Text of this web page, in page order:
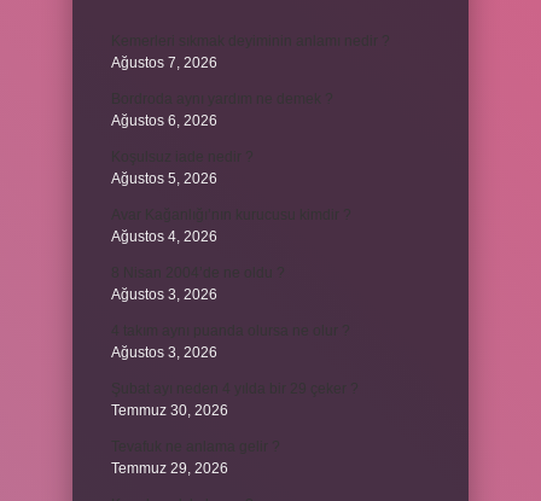
Ağustos 7, 2026
Ağustos 6, 2026
Ağustos 5, 2026
Ağustos 4, 2026
Ağustos 3, 2026
Ağustos 3, 2026
Temmuz 30, 2026
Temmuz 29, 2026